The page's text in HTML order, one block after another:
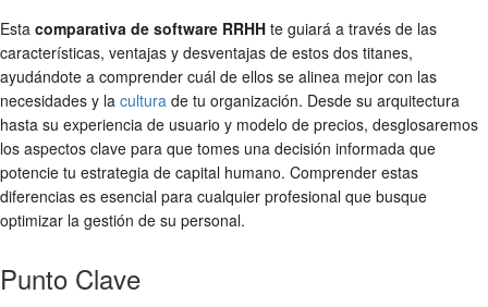
Esta comparativa de software RRHH te guiará a través de las
características, ventajas y desventajas de estos dos titanes,
ayudándote a comprender cuál de ellos se alinea mejor con las
necesidades y la cultura de tu organización. Desde su arquitectura
hasta su experiencia de usuario y modelo de precios, desglosaremos
los aspectos clave para que tomes una decisión informada que
potencie tu estrategia de capital humano. Comprender estas
diferencias es esencial para cualquier profesional que busque
optimizar la gestión de su personal.
Punto Clave